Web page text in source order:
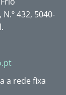
432, 5040-
a rede fixa